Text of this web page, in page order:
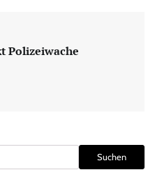
Polizeiwache
Suchen